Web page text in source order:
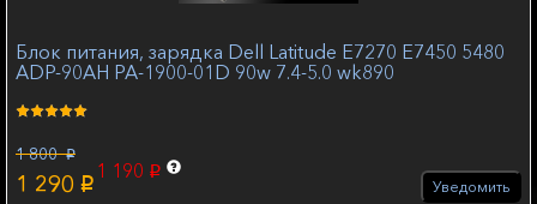
Блок питания, зарядка Dell Latitude E7270 E7450 5480
ADP-90AH PA-1900-01D 90w 7.4-5.0 wk890
1 800 p
1 290 p
1 190 p
Уведомить